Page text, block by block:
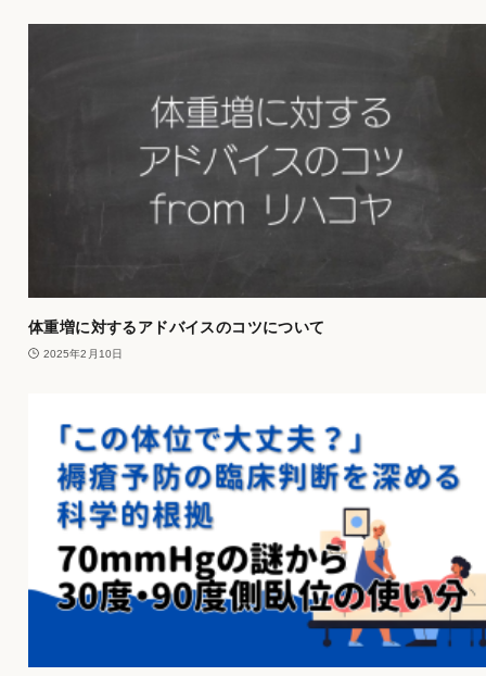
体重増に対するアドバイスのコツについて
2025年2月10日